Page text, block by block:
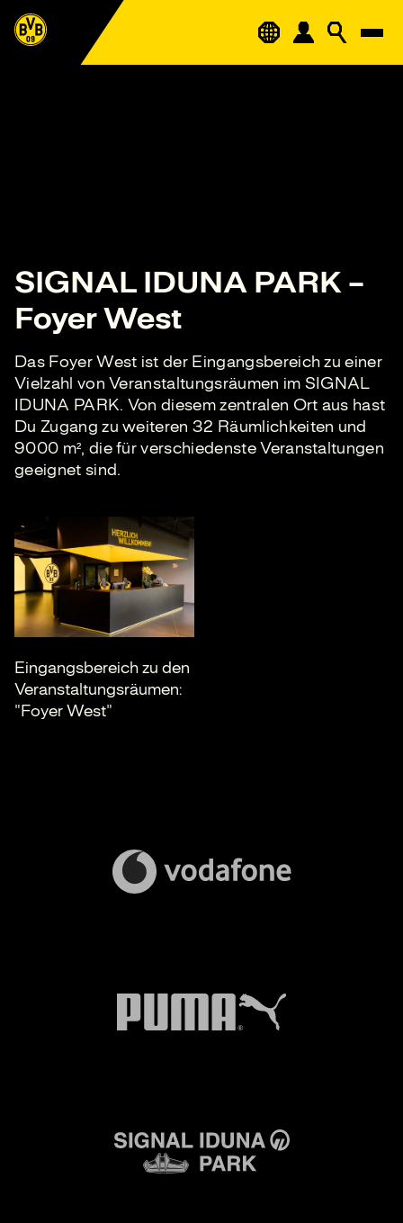
SIGNAL IDUNA PARK –
Foyer West
Das Foyer West ist der Eingangsbereich zu einer
Vielzahl von Veranstaltungsräumen im SIGNAL
IDUNA PARK. Von diesem zentralen Ort aus hast
Du Zugang zu weiteren 32 Räumlichkeiten und
9000 m², die für verschiedenste Veranstaltungen
geeignet sind.
Eingangsbereich zu den
Veranstaltungsräumen:
"Foyer West"